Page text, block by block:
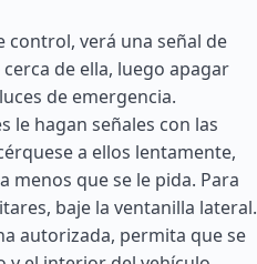
control, verá una señal de
de ella, luego apagar
de emergencia.
le hagan señales con las
a ellos lentamente,
menos que se le pida. Para
baje la ventanilla lateral.
autorizada, permita que se